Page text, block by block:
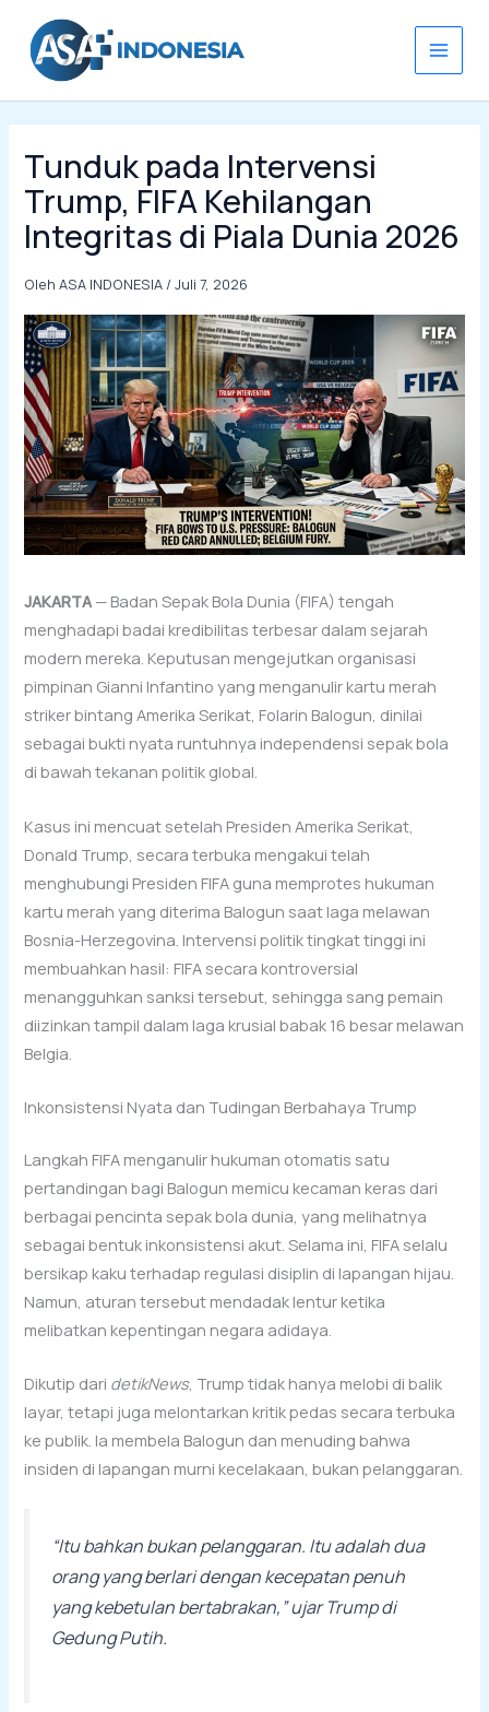
konten
Tunduk pada Intervensi
Trump, FIFA Kehilangan
Integritas di Piala Dunia 2026
OlehASA INDONESIA /Juli 7, 2026
JAKARTA— Badan Sepak Bola Dunia (FIFA) tengah
menghadapi badai kredibilitas terbesar dalam sejarah
modern mereka. Keputusan mengejutkan organisasi
pimpinan Gianni Infantino yang menganulir kartu merah
striker bintang Amerika Serikat, Folarin Balogun, dinilai
sebagai bukti nyata runtuhnya independensi sepak bola
di bawah tekanan politik global.
Kasus ini mencuat setelah Presiden Amerika Serikat,
Donald Trump, secara terbuka mengakui telah
menghubungi Presiden FIFA guna memprotes hukuman
kartu merah yang diterima Balogun saat laga melawan
Bosnia-Herzegovina. Intervensi politik tingkat tinggi ini
membuahkan hasil: FIFA secara kontroversial
menangguhkan sanksi tersebut, sehingga sang pemain
diizinkan tampil dalam laga krusial babak 16 besar melawan
Belgia.
Inkonsistensi Nyata dan Tudingan Berbahaya Trump
Langkah FIFA menganulir hukuman otomatis satu
pertandingan bagi Balogun memicu kecaman keras dari
berbagai pencinta sepak bola dunia, yang melihatnya
sebagai bentuk inkonsistensi akut. Selama ini, FIFA selalu
bersikap kaku terhadap regulasi disiplin di lapangan hijau.
Namun, aturan tersebut mendadak lentur ketika
melibatkan kepentingan negara adidaya.
Dikutip dari detikNews, Trump tidak hanya melobi di balik
layar, tetapi juga melontarkan kritik pedas secara terbuka
ke publik. Ia membela Balogun dan menuding bahwa
insiden di lapangan murni kecelakaan, bukan pelanggaran.
“Itu bahkan bukan pelanggaran. Itu adalah dua
orang yang berlari dengan kecepatan penuh
yang kebetulan bertabrakan,” ujar Trump di
Gedung Putih.